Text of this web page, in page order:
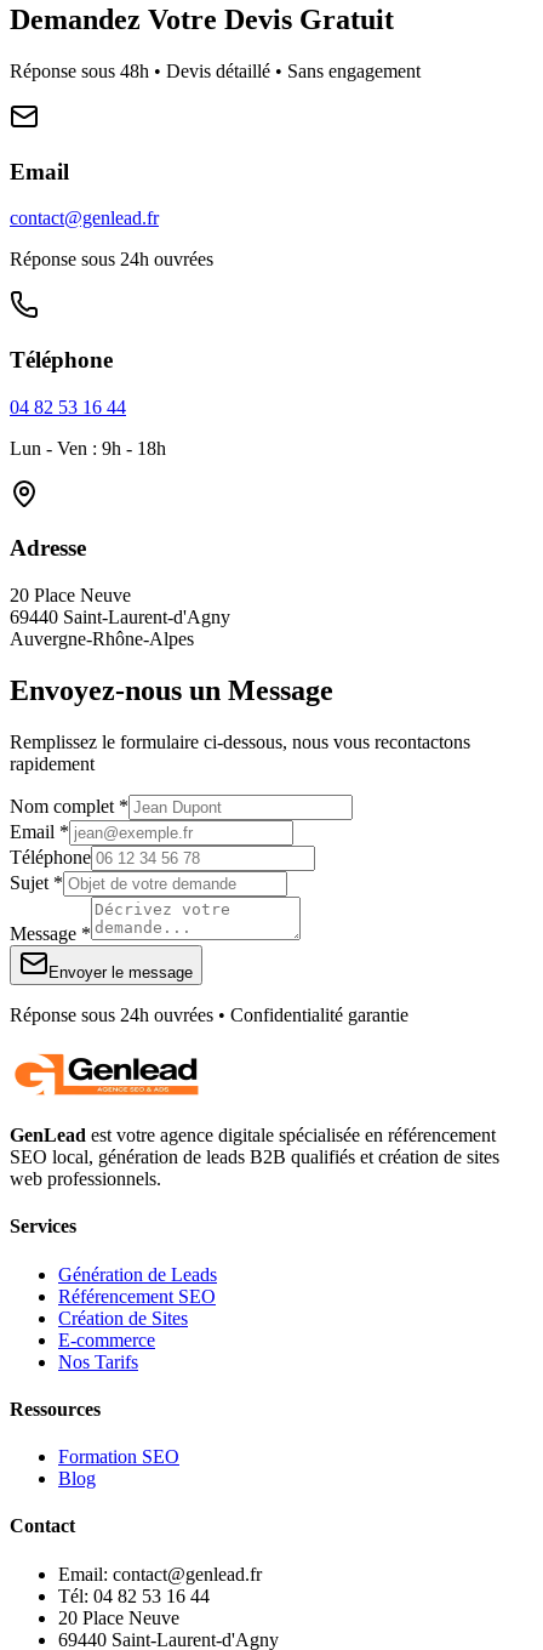
Demandez Votre Devis Gratuit
Réponse sous 48h • Devis détaillé • Sans engagement
Email
contact@genlead.fr
Réponse sous 24h ouvrées
Téléphone
04 82 53 16 44
Lun - Ven : 9h - 18h
Adresse
20 Place Neuve
69440 Saint-Laurent-d'Agny
Auvergne-Rhône-Alpes
Envoyez-nous un Message
Remplissez le formulaire ci-dessous, nous vous recontactons
rapidement
Nom complet *
Email *
Téléphone
Sujet *
Message *
Envoyer le message
Réponse sous 24h ouvrées • Confidentialité garantie
GenLead est votre agence digitale spécialisée en référencement
SEO local, génération de leads B2B qualifiés et création de sites
web professionnels.
Services
Génération de Leads
Référencement SEO
Création de Sites
E-commerce
Nos Tarifs
Ressources
Formation SEO
Blog
Contact
Email: contact@genlead.fr
Tél: 04 82 53 16 44
20 Place Neuve
69440 Saint-Laurent-d'Agny